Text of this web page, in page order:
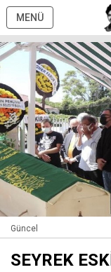
MENÜ
Güncel
SEYREK